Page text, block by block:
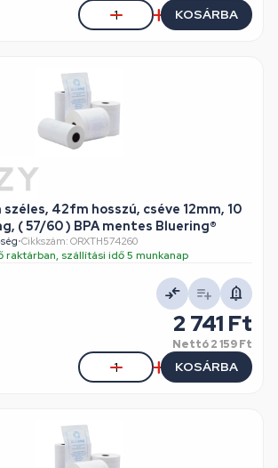
KOSÁRBA
széles, 42fm hosszú, cséve 12mm, 10
( 57/60 ) BPA mentes Bluering®
•Cikkszám: ORXTH574260
raktárban, szállítási idő 5 munkanap
2 741 Ft
Nettó2 159 Ft
KOSÁRBA